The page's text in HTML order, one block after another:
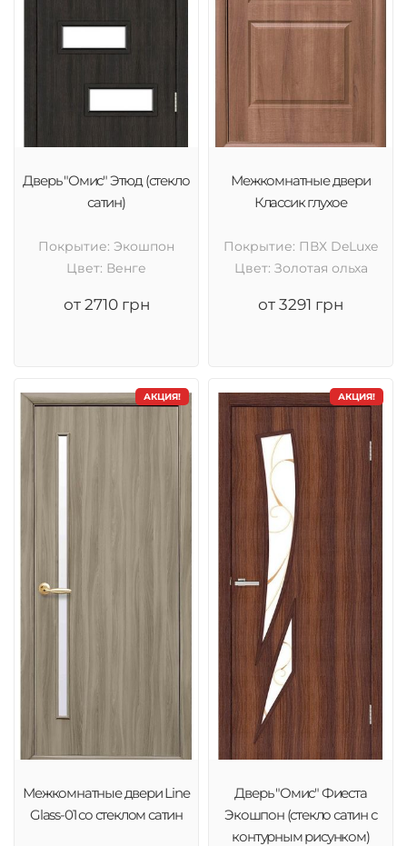
Дверь "Омис" Этюд (стекло
сатин)
Покрытие: Экошпон
Цвет: Венге
от 2710 грн
Межкомнатные двери
Классик глухое
Покрытие: ПВХ DeLuxe
Цвет: Золотая ольха
от 3291 грн
АКЦИЯ!
Межкомнатные двери Line
Glass-01 со стеклом сатин
АКЦИЯ!
Дверь "Омис" Фиеста
Экошпон (стекло сатин с
контурным рисунком)